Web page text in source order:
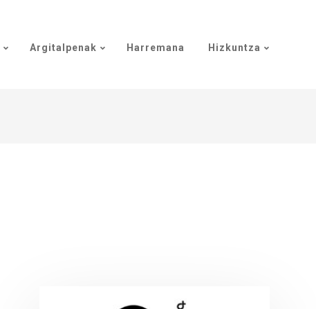
Argitalpenak Harremana Hizkuntza